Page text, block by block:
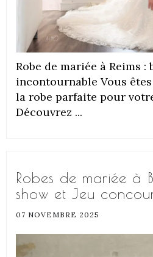
Robe de mariée à Reims
incontournable Vous
la robe parfaite pour
Découvrez ...
Robes de mariée à
show et Jeu
07 NOVEMBRE 2025